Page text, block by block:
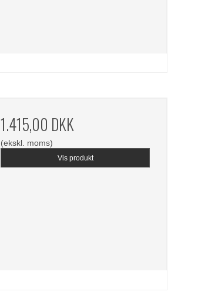
1.415,00 DKK
(ekskl. moms)
Vis produkt